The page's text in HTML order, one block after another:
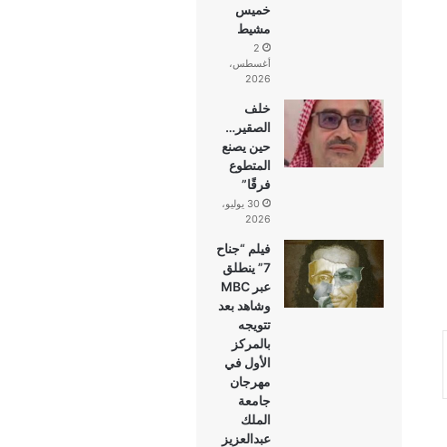
خميس
مشيط
2
أغسطس،
2026
خلف
الصقير…
حين يصنع
المتطوع
فرقًا”
30 يوليو،
2026
فيلم “جناح
7” ينطلق
عبر MBC
وشاهد بعد
تتويجه
بالمركز
الأول في
مهرجان
جامعة
الملك
عبدالعزيز